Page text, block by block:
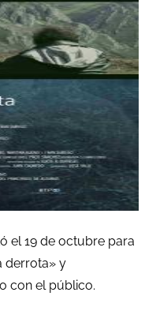
el 19 de octubre para
derrota» y
con el público.